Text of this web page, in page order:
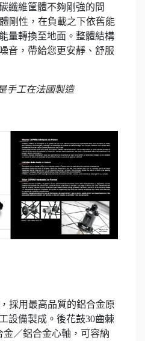
纖維筐體不夠剛強的問
剛性，在負載之下依舊能
量轉換至地面。整體結構
音，帶給您更安靜、舒服
手工在法國製造
採用最高品質的鋁合金原
設備製成。後花鼓30齒棘
金／鋁合金心軸，可容納